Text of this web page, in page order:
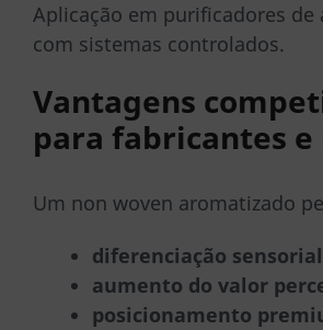
Aplicação em purificadores de
com sistemas controlados.
Vantagens
para fabricantes e
Um non woven aromatizado
diferenciação
aumento do valor
posicionamento